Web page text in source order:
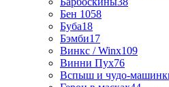
Бен 1058
Буба18
Бэмби17
Винкс / Winx109
Винни Пух76
Вспыш и чудо-